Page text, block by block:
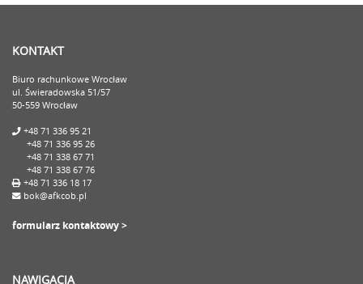
KONTAKT
Biuro rachunkowe Wrocław
ul. Świeradowska 51/57
50-559 Wrocław
+48 71 336 95 21
+48 71 336 95 26
+48 71 338 67 71
+48 71 338 67 76
+48 71 336 18 17
bok@afkcob.pl
formularz kontaktowy >
NAWIGACJA